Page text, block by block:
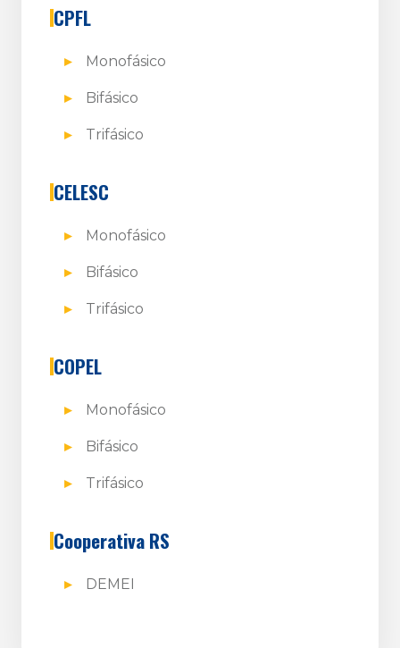
CPFL
Monofásico
Bifásico
Trifásico
CELESC
Monofásico
Bifásico
Trifásico
COPEL
Monofásico
Bifásico
Trifásico
Cooperativa RS
DEMEI